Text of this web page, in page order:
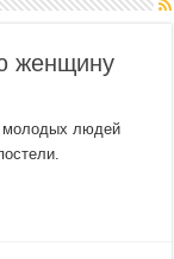
женщину
молодых людей